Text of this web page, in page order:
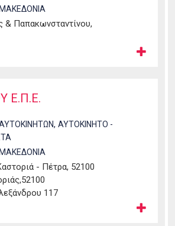
ΜΑΚΕΔΟΝΙΑ
& Παπακωνσταντίνου,
Ε.Π.Ε.
, ΑΥΤΟΚΙΝΗΤΟ -
ΜΑΚΕΔΟΝΙΑ
- Πέτρα, 52100
117